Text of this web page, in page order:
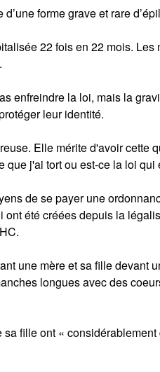
d’une forme grave et rare
22 fois en 22 mois.
enfreindre la loi, mais la
leur identité.
Elle mérite d'avoir
que j'ai tort ou est-ce la loi qui
de se payer une
ont été créées depuis la
une mère et sa fille devant
longues avec des
fille ont «